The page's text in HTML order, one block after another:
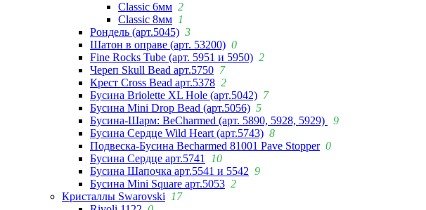
Classic 6мм 2
Classic 8мм 1
Рондель (арт.5045) 3
Шатон в оправе (арт. 53200) 0
Fine Rocks Tube (арт. 5951 и 5950) 2
Череп Skull Bead арт.5750 7
Крест Cross Bead арт.5378 2
Бусина Briolette XL Hole (арт.5042) 7
Бусина Mini Drop Bead (арт.5056) 5
Бусина-Шарм: BeCharmed (арт. 5890, 5928, 5929)
9
Бусина Сердце Wild Heart (арт.5743) 8
Подвеска-Бусина Becharmed 81001 Pave Stopper 0
Бусина Сердце арт.5741
10
Бусина Шапочка арт.5541 и 5542 9
Бусина Mini Square арт.5053 2
Кристаллы Swarovski
17